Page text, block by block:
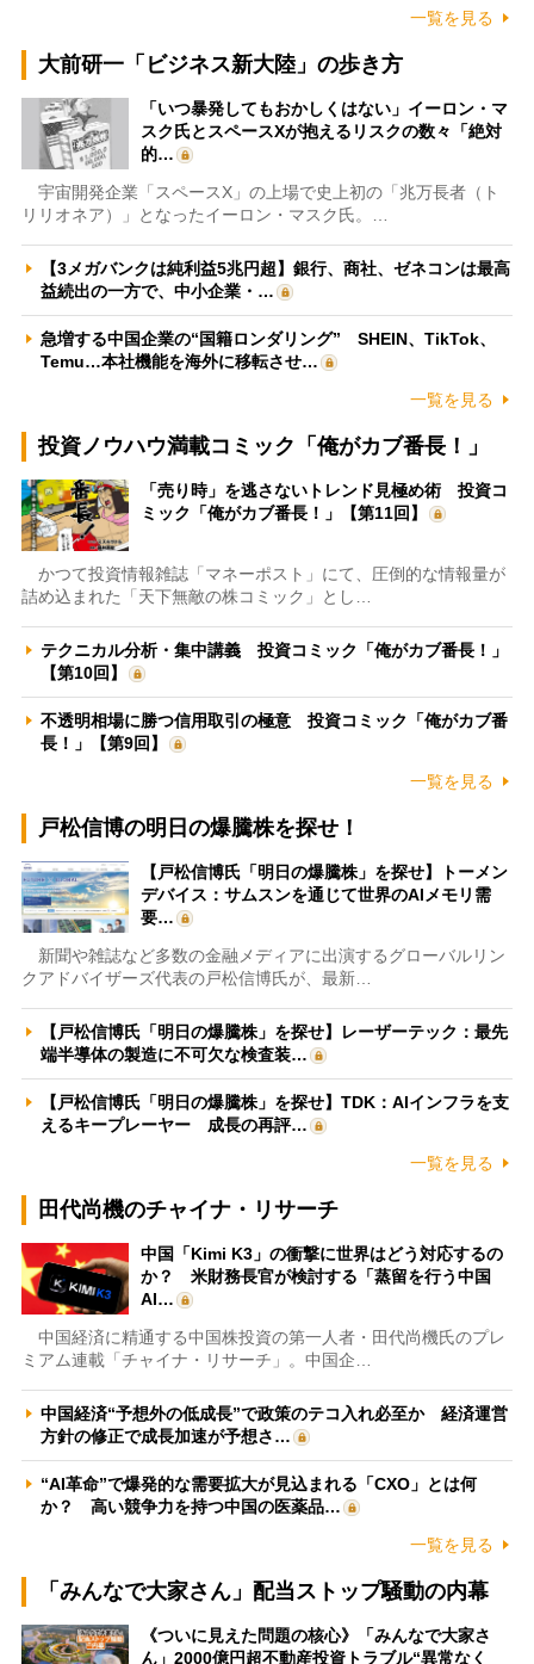
一覧を見る
大前研一「ビジネス新大陸」の歩き方
「いつ暴発してもおかしくはない」イーロン・マ
スク氏とスペースXが抱えるリスクの数々「絶対
的…
宇宙開発企業「スペースX」の上場で史上初の「兆万長者（ト
リリオネア）」となったイーロン・マスク氏。…
【3メガバンクは純利益5兆円超】銀行、商社、ゼネコンは最高
益続出の一方で、中小企業・…
急増する中国企業の“国籍ロンダリング” SHEIN、TikTok、
Temu…本社機能を海外に移転させ…
一覧を見る
投資ノウハウ満載コミック「俺がカブ番長！」
「売り時」を逃さないトレンド見極め術 投資コ
ミック「俺がカブ番長！」【第11回】
かつて投資情報雑誌「マネーポスト」にて、圧倒的な情報量が
詰め込まれた「天下無敵の株コミック」とし…
テクニカル分析・集中講義 投資コミック「俺がカブ番長！」
【第10回】
不透明相場に勝つ信用取引の極意 投資コミック「俺がカブ番
長！」【第9回】
一覧を見る
戸松信博の明日の爆騰株を探せ！
【戸松信博氏「明日の爆騰株」を探せ】トーメン
デバイス：サムスンを通じて世界のAIメモリ需
要…
新聞や雑誌など多数の金融メディアに出演するグローバルリン
クアドバイザーズ代表の戸松信博氏が、最新…
【戸松信博氏「明日の爆騰株」を探せ】レーザーテック：最先
端半導体の製造に不可欠な検査装…
【戸松信博氏「明日の爆騰株」を探せ】TDK：AIインフラを支
えるキープレーヤー 成長の再評…
一覧を見る
田代尚機のチャイナ・リサーチ
中国「Kimi K3」の衝撃に世界はどう対応するの
か？ 米財務長官が検討する「蒸留を行う中国
AI…
中国経済に精通する中国株投資の第一人者・田代尚機氏のプレ
ミアム連載「チャイナ・リサーチ」。中国企…
中国経済“予想外の低成長”で政策のテコ入れ必至か 経済運営
方針の修正で成長加速が予想さ…
“AI革命”で爆発的な需要拡大が見込まれる「CXO」とは何
か？ 高い競争力を持つ中国の医薬品…
一覧を見る
「みんなで大家さん」配当ストップ騒動の内幕
《ついに見えた問題の核心》「みんなで大家さ
ん」2000億円超不動産投資トラブル“異常なく